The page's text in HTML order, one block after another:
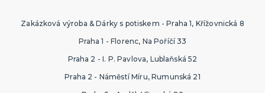
Zakázková výroba & Dárky s potiskem - Praha 1, Křížovnická 8
Praha 1 - Florenc, Na Poříčí 33
Praha 2 - I. P. Pavlova, Lublaňská 52
Praha 2 - Náměstí Míru, Rumunská 21